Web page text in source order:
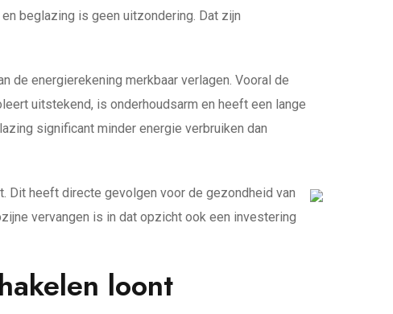
beglazing is geen uitzondering. Dat zijn
de energierekening merkbaar verlagen. Vooral de
uitstekend, is onderhoudsarm en heeft een lange
significant minder energie verbruiken dan
Dit heeft directe gevolgen voor de gezondheid van
vervangen is in dat opzicht ook een investering
loont